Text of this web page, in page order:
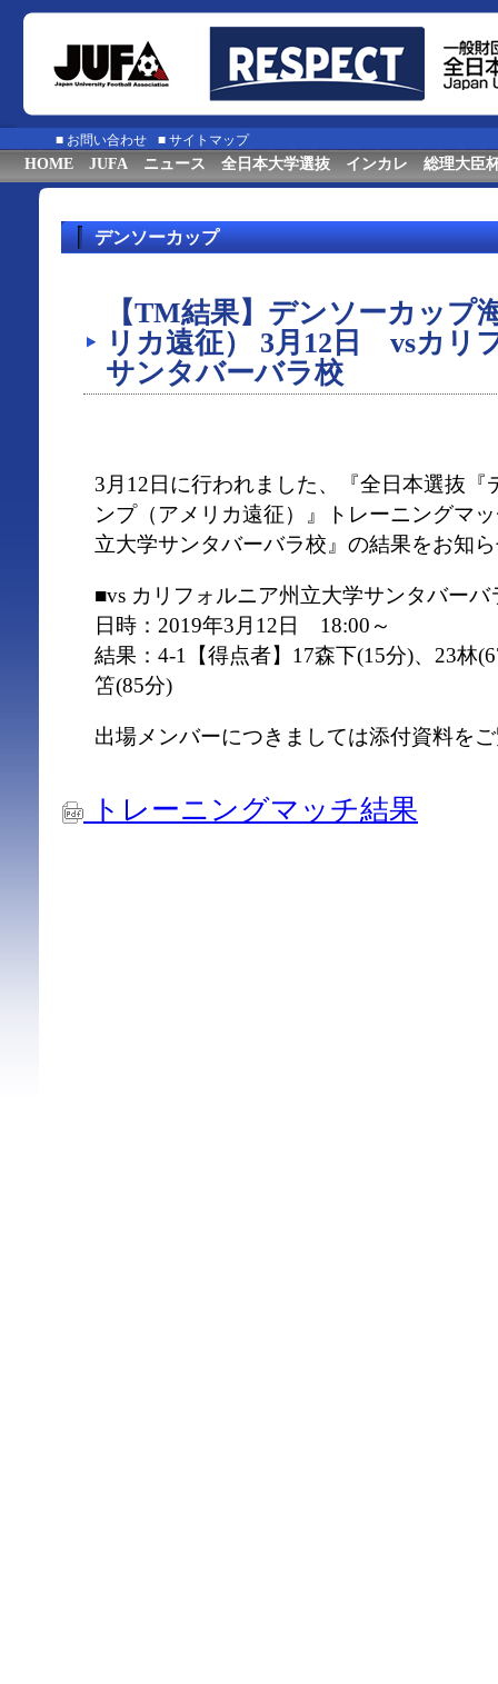
■ お問い合わせ ■ サイトマップ
HOME JUFA ニュース 全日本大学選抜 インカレ 総理大臣
デンソーカップ
【TM結果】デンソーカップ
リカ遠征） 3月12日 vsカリ
サンタバーバラ校
3月12日に行われました、『全日本選抜『
ンプ（アメリカ遠征）』トレーニングマ
立大学サンタバーバラ校』の結果をお知
■vs カリフォルニア州立大学サンタバーバ
日時：2019年3月12日 18:00～
結果：4-1【得点者】17森下(15分)、23林
笘(85分)
出場メンバーにつきましては添付資料を
トレーニングマッチ結果